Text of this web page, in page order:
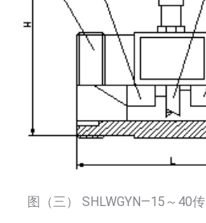
图（三） SHLWGYN—15～40